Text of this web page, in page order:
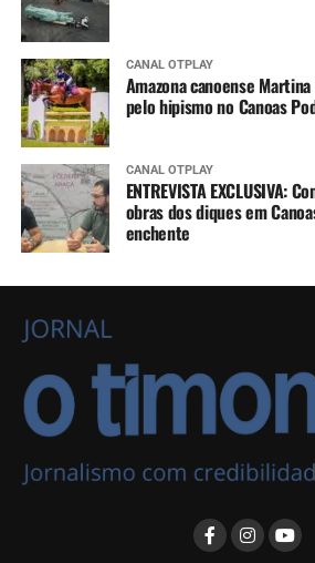
CANAL OTPLAY
Amazona canoense
pelo hipismo no Canoas
CANAL OTPLAY
ENTREVISTA EXCLUSIVA:
obras dos diques em
enchente